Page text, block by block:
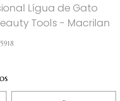
Lígua de Gato
Tools - Macrilan